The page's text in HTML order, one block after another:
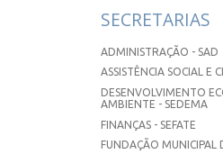
SECRETARIAS
ADMINISTRAÇÃO - SAD
ASSISTÊNCIA SOCIAL E
DESENVOLVIMENTO
AMBIENTE - SEDEMA
FINANÇAS - SEFATE
FUNDAÇÃO MUNICIPAL